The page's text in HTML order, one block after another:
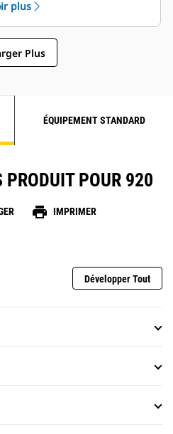
plus
Plus
ÉQUIPEMENT STANDARD
PRODUIT POUR 920
print IMPRIMER
Développer Tout